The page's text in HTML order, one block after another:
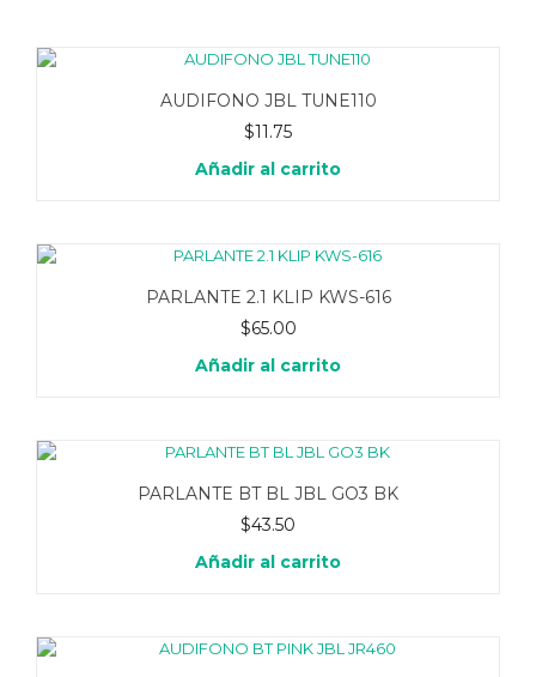
AUDIFONO JBL TUNE110
$11.75
Añadir al carrito
PARLANTE 2.1 KLIP KWS-616
$65.00
Añadir al carrito
PARLANTE BT BL JBL GO3 BK
$43.50
Añadir al carrito